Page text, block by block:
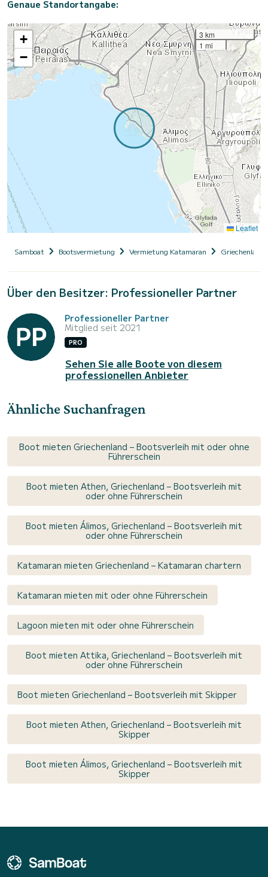
Genaue Standortangabe:
+
−
3 km
1 mi
Leaflet
Samboat Bootsvermietung Vermietung Katamaran Griechenland
Über den Besitzer: Professioneller Partner
Professioneller Partner
Mitglied seit 2021
PRO
Sehen Sie alle Boote von diesem
professionellen Anbieter
Ähnliche Suchanfragen
Boot mieten Griechenland – Bootsverleih mit oder ohne
Führerschein
Boot mieten Athen, Griechenland – Bootsverleih mit
oder ohne Führerschein
Boot mieten Álimos, Griechenland – Bootsverleih mit
oder ohne Führerschein
Katamaran mieten Griechenland – Katamaran chartern
Katamaran mieten mit oder ohne Führerschein
Lagoon mieten mit oder ohne Führerschein
Boot mieten Attika, Griechenland – Bootsverleih mit
oder ohne Führerschein
Boot mieten Griechenland – Bootsverleih mit Skipper
Boot mieten Athen, Griechenland – Bootsverleih mit
Skipper
Boot mieten Álimos, Griechenland – Bootsverleih mit
Skipper